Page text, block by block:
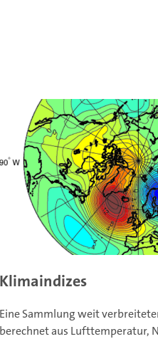
Klimaindizes
Eine Sammlung weit
berechnet aus Lufttemperatur,